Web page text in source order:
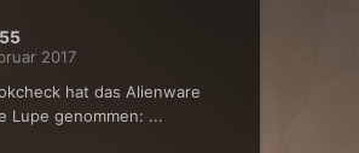
2017
hat das Alienware
Lupe genommen: ...